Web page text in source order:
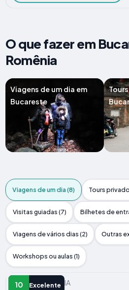
O que fazer em
Romênia
Viagens de um dia em
Bucareste
Viagens de um dia (8) Tours
Visitas guiadas (7) Bilhetes de
Viagens de vários dias (2) Outras
Workshops ou aulas (1)
10 Excelente
VIAGEM DE UM DIA